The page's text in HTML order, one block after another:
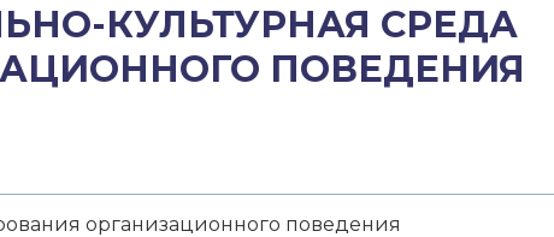
КУЛЬТУРНАЯ СРЕДА
ПОВЕДЕНИЯ
организационного поведения